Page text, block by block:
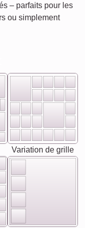
– parfaits pour les
ou simplement
Variation de grille